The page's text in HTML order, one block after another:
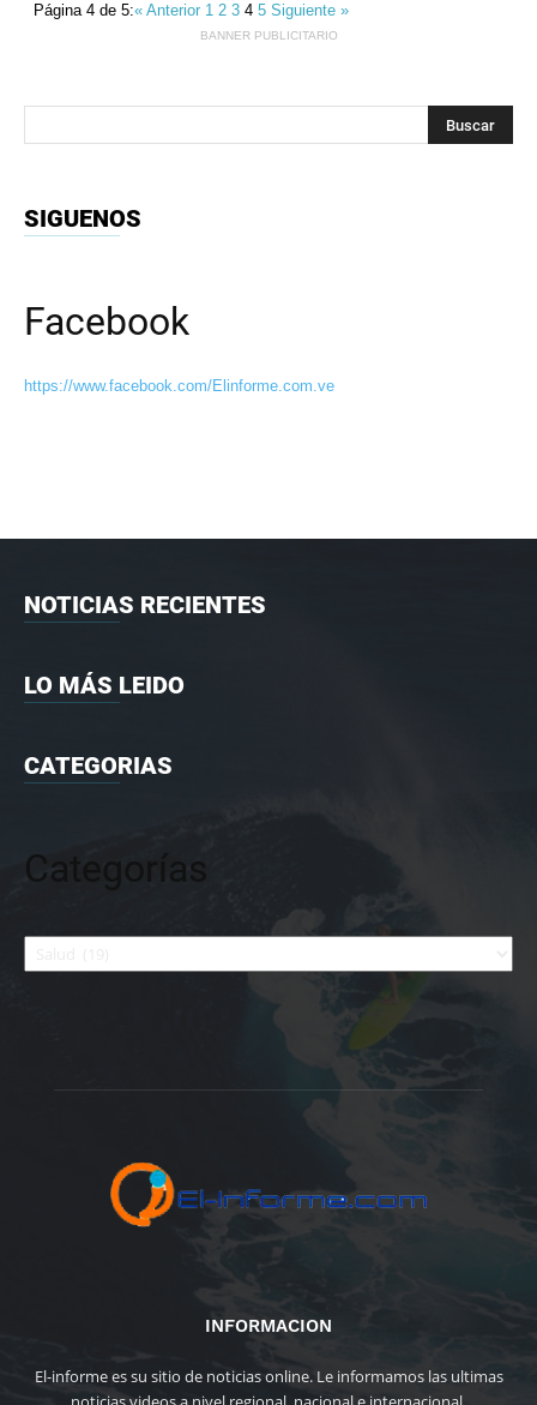
Página 4 de 5:« Anterior 1234 5Siguiente »
BANNER PUBLICITARIO
SIGUENOS
Facebook
https://www.facebook.com/Elinforme.com.ve
NOTICIAS RECIENTES
LO MÁS LEIDO
CATEGORIAS
Categorías
Categorías
INFORMACION
El-informe es su sitio de noticias online. Le informamos las ultimas